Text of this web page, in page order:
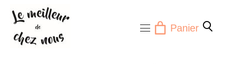
contenu
Panier